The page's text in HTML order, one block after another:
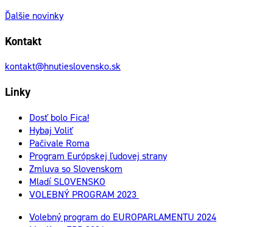
Ďalšie novinky
Kontakt
kontakt@hnutieslovensko.sk
Linky
Dosť bolo Fica!
Hybaj Voliť
Pačivale Roma
Program Európskej ľudovej strany
Zmluva so Slovenskom
Mladí SLOVENSKO
VOLEBNÝ PROGRAM 2023
Volebný program do EUROPARLAMENTU 2024